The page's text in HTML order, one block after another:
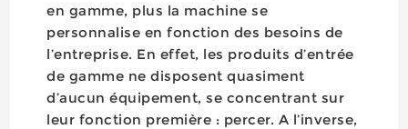
en gamme, plus la machine se
personnalise en fonction des besoins de
l’entreprise. En effet, les produits d’entrée
de gamme ne disposent quasiment
d’aucun équipement, se concentrant sur
leur fonction première : percer. A l’inverse,